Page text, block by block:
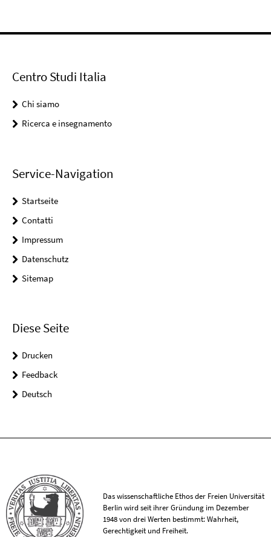
Centro Studi Italia
Chi siamo
Ricerca e insegnamento
Service-Navigation
Startseite
Contatti
Impressum
Datenschutz
Sitemap
Diese Seite
Drucken
Feedback
Deutsch
Das wissenschaftliche Ethos der Freien Universität
Berlin wird seit ihrer Gründung im Dezember
1948 von drei Werten bestimmt: Wahrheit,
Gerechtigkeit und Freiheit.